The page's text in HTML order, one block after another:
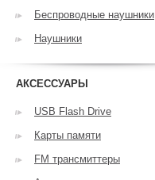
Беспроводные наушники
Наушники
АКСЕССУАРЫ
USB Flash Drive
Карты памяти
FM трансмиттеры